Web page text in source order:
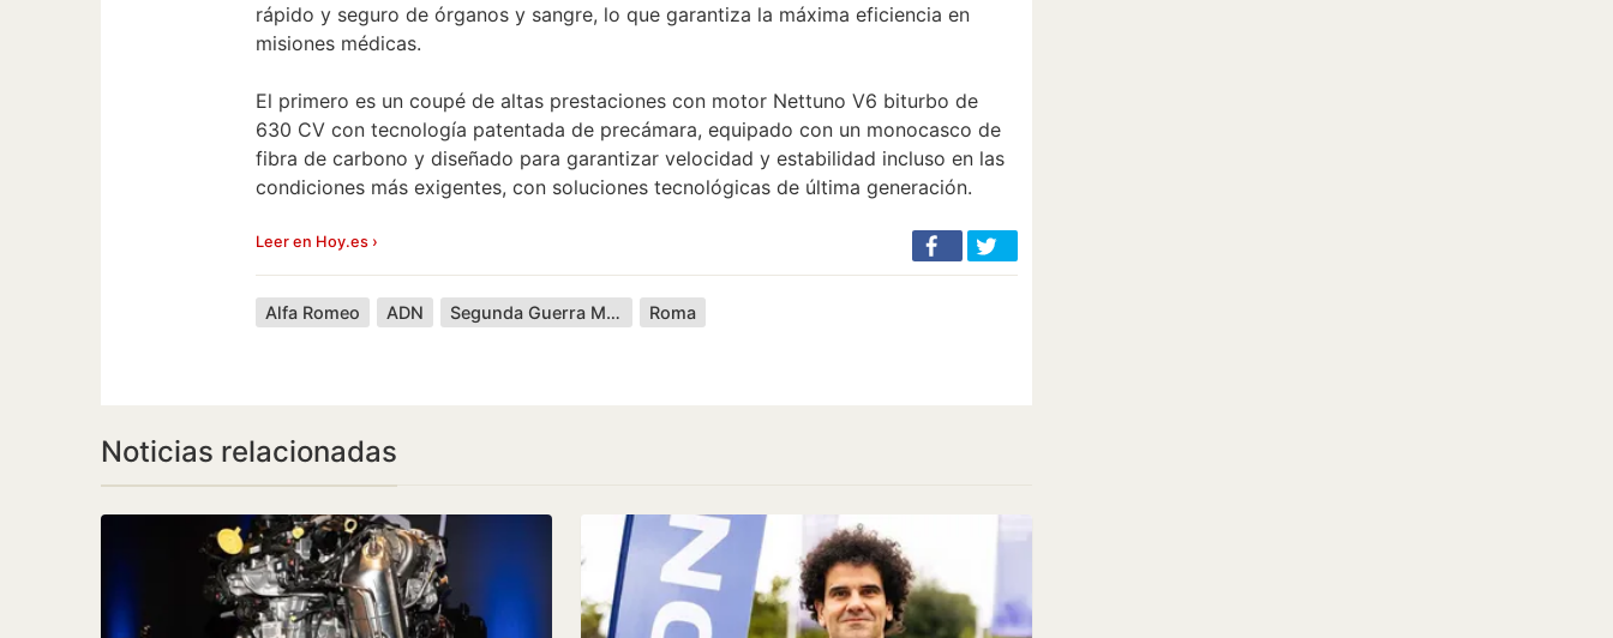
rápido y seguro de órganos y sangre, lo que garantiza la máxima eficiencia en
misiones médicas.
El primero es un coupé de altas prestaciones con motor Nettuno V6 biturbo de
630 CV con tecnología patentada de precámara, equipado con un monocasco de
fibra de carbono y diseñado para garantizar velocidad y estabilidad incluso en las
condiciones más exigentes, con soluciones tecnológicas de última generación.
Leer en Hoy.es ›
Alfa Romeo ADN Segunda Guerra Mundial Roma
Noticias relacionadas